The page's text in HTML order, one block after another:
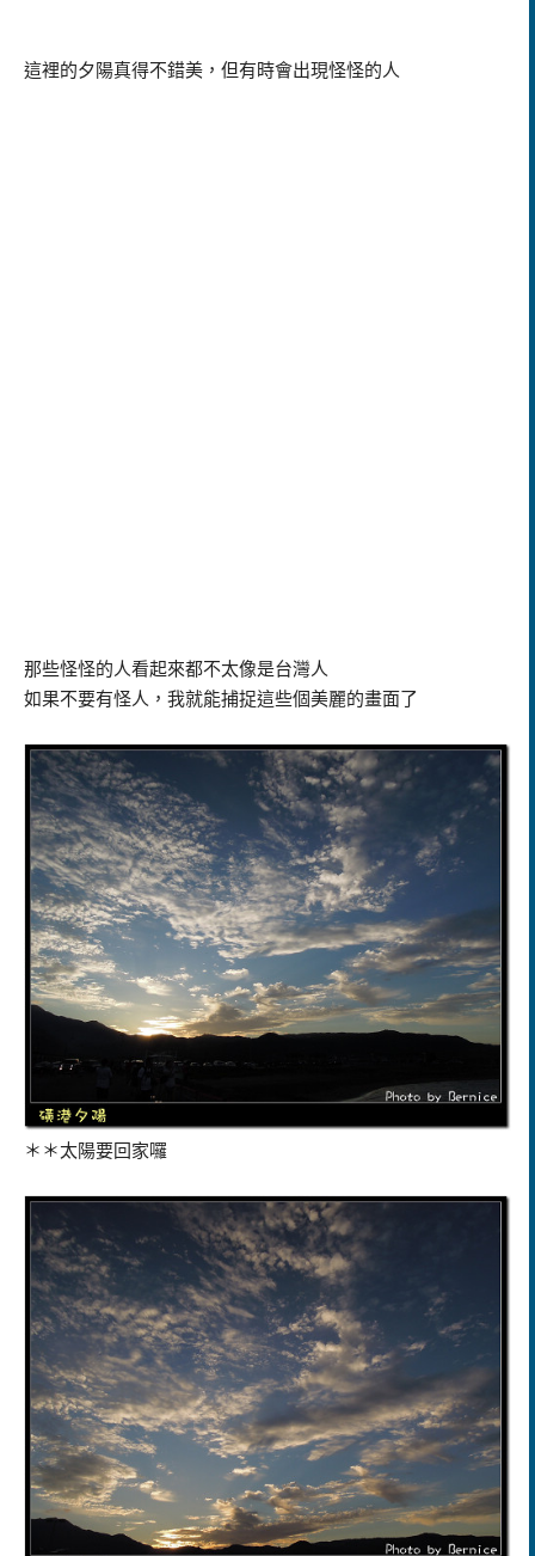
這裡的夕陽真得不錯美，但有時會出現怪怪的人
那些怪怪的人看起來都不太像是台灣人
如果不要有怪人，我就能捕捉這些個美麗的畫面了
＊＊太陽要回家囉